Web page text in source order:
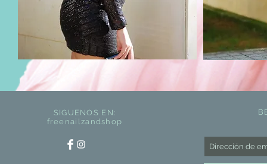
SIGUENOS EN:
freenailzandshop